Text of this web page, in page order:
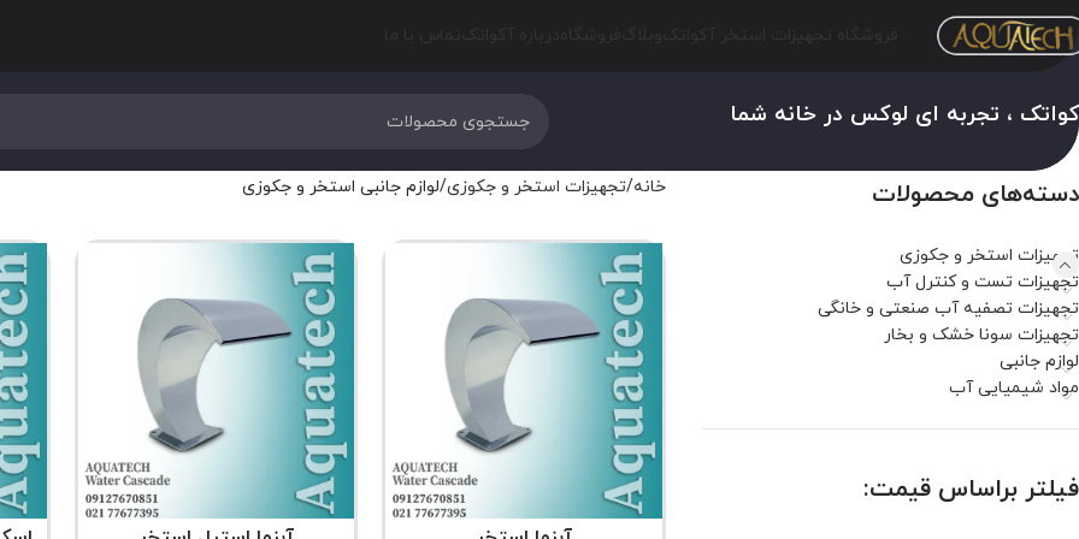
، تجربه ای لوکس در خانه شما
دسته‌های محصولات
تجهیزات استخر و جکوزی
تجهیزات تست و کنترل آب
تجهیزات تصفیه آب صنعتی و خانگی
تجهیزات سونا خشک و بخار
لوازم جانبی
مواد شیمیایی آب
فیلتر براساس قیمت:
خانه تجهیزات استخر و جکوزی لوازم جانبی استخر و جکوزی